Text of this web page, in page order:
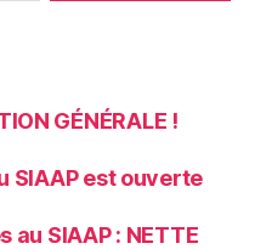
GÉNÉRALE !
SIAAP est ouverte
SIAAP : NETTE